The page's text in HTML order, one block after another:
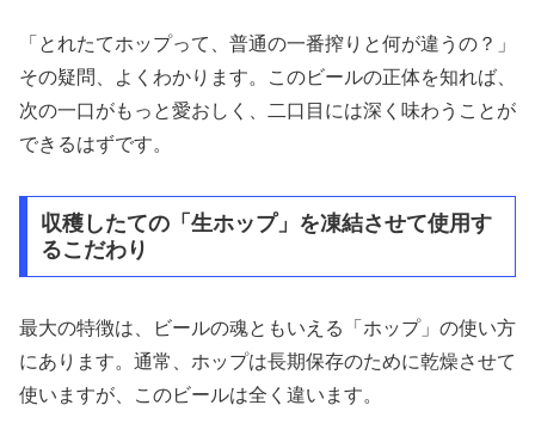
「とれたてホップって、普通の一番搾りと何が違うの？」
その疑問、よくわかります。このビールの正体を知れば、
次の一口がもっと愛おしく、二口目には深く味わうことが
できるはずです。
収穫したての「生ホップ」を凍結させて使用す
るこだわり
最大の特徴は、ビールの魂ともいえる「ホップ」の使い方
にあります。通常、ホップは長期保存のために乾燥させて
使いますが、このビールは全く違います。